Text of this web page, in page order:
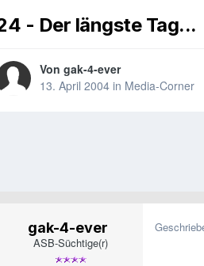
- Der längste Tag...
Von gak-4-ever
13. April 2004 in Media-Corner
gak-4-ever
ASB-Süchtige(r)